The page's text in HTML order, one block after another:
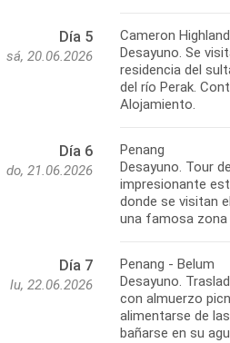
Día 5
sá, 20.06.2026
Cameron
Desayuno. Se
residencia del
del río Perak.
Alojamiento.
Día 6
do, 21.06.2026
Penang
Desayuno. Tour
impresionante
donde se visitan
una famosa
Día 7
lu, 22.06.2026
Penang - Belum
Desayuno.
con almuerzo
alimentarse de
bañarse en su